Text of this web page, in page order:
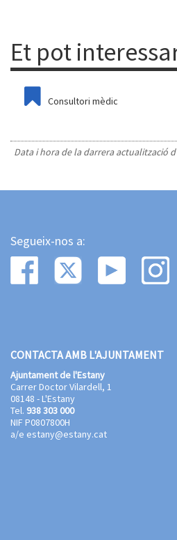
Et pot
Consultori mèdic
Data i hora de la darrera actualització
Segueix-nos a:
CONTACTA AMB L'AJUNTAMENT
Ajuntament de l'Estany
Carrer Doctor Vilardell, 1
08148 - L'Estany
Tel. 938 303 000
NIF P0807800H
a/e estany@estany.cat